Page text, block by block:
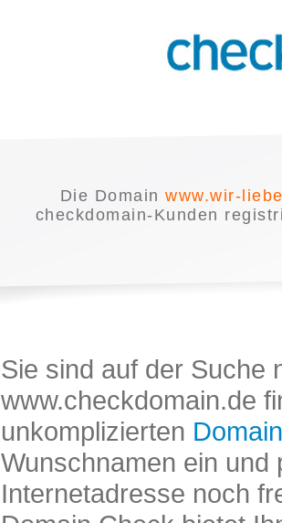
Die Domain www.wir-
checkdomain-Kunden
Sie sind auf der Suche
www.checkdomain.de
unkomplizierten
Wunschnamen ein und
Internetadresse noch